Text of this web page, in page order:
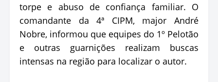
torpe e abuso de confiança familiar. O
comandante da 4ª CIPM, major André
Nobre, informou que equipes do 1º Pelotão
e outras guarnições realizam buscas
intensas na região para localizar o autor.